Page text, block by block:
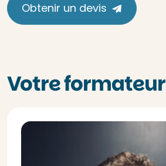
Obtenir un devis
Votre formateur